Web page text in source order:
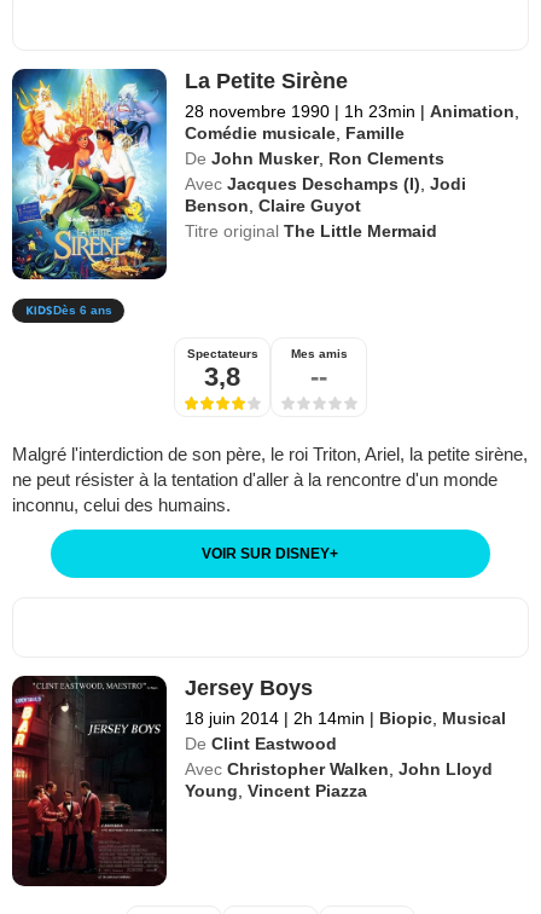
La Petite Sirène
28 novembre 1990 | 1h 23min | Animation
Comédie musicale Famille
De John Musker, Ron Clements
Avec Jacques Deschamps (I) ,Jodi
Benson ,Claire Guyot
Titre originalThe Little Mermaid
Dès 6 ans
Spectateurs
3,8
Mes amis
--
Malgré l'interdiction de son père, le roi Triton, Ariel, la petite sirène,
ne peut résister à la tentation d'aller à la rencontre d'un monde
inconnu, celui des humains.
VOIR SUR DISNEY+
Jersey Boys
18 juin 2014 | 2h 14min | Biopic Musical
De Clint Eastwood
Avec Christopher Walken ,John Lloyd
Young ,Vincent Piazza